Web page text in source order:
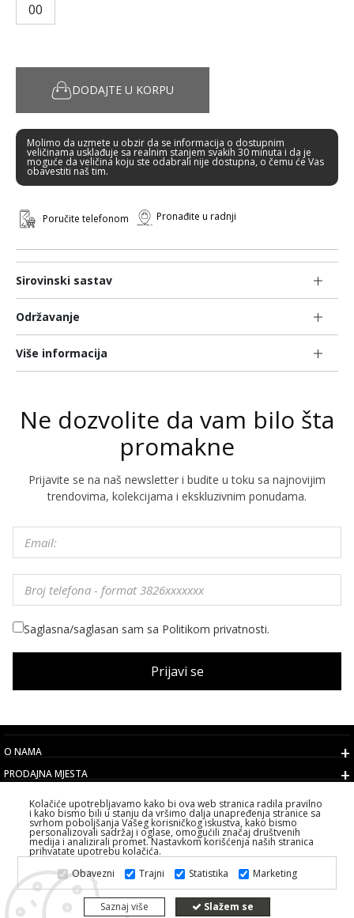
Sirovinski sastav
Održavanje
Više informacija
00
DODAJTE U KORPU
Molimo da uzmete u obzir da se informacija o dostupnim
veličinama usklađuje sa realnim stanjem svakih 30 minuta i da je
moguće da veličina koju ste odabrali nije dostupna, o čemu će Vas
obavestiti naš tim.
Poručite telefonom Pronađite u radnji
Ne dozvolite da vam bilo šta
promakne
Prijavite se na naš newsletter i budite u toku sa najnovijim
trendovima, kolekcijama i ekskluzivnim ponudama.
Saglasna/saglasan sam sa Politikom privatnosti.
Prijavi se
O NAMA
PRODAJNA MJESTA
KORISNIČKI SERVIS
IZABERITE DRŽAVU
2026 PS FASHION DESIGN DOO
SVA PRAVA ZADRŽANA ALL RIGHTS RESERVED
Kolačiće upotrebljavamo kako bi ova web stranica radila pravilno
i kako bismo bili u stanju da vršimo dalja unapređenja stranice sa
svrhom poboljšanja Vašeg korisničkog iskustva, kako bismo
personalizovali sadržaj i oglase, omogućili značaj društvenih
medija i analizirali promet. Nastavkom korišćenja naših stranica
prihvatate upotrebu kolačića.
Obavezni
Trajni Statistika Marketing
Saznaj više Slažem se